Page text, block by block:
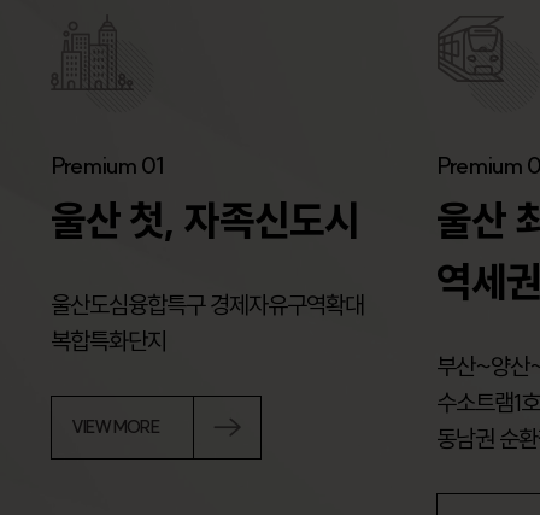
Premium 01
울산 첫, 자족신도시
울산도심융합특구 경제자유구역확대
복합특화단지
VIEW MORE
Premium
울산
역세
부산~양산
수소트램1
동남권 순